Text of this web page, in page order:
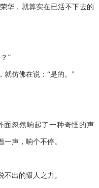
华，就算实在已活不下去的
”
仿佛在说：“是的。”
忽然响起了一种奇怪的声
声，响个不停。
出的慑人之力。